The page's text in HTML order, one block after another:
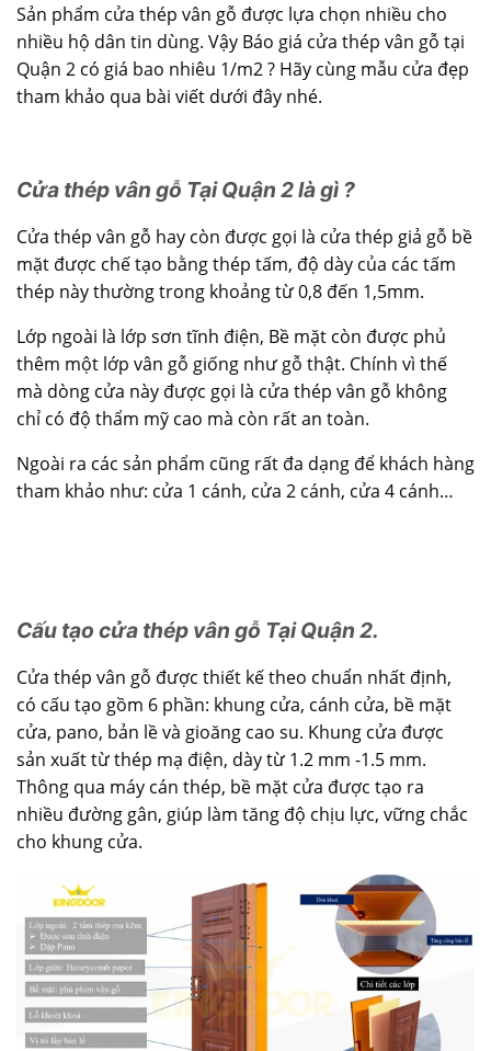
Sản phẩm cửa thép vân gỗ được lựa chọn nhiều cho
nhiều hộ dân tin dùng. Vậy Báo giá cửa thép vân gỗ tại
Quận 2 có giá bao nhiêu 1/m2 ? Hãy cùng mẫu cửa đẹp
tham khảo qua bài viết dưới đây nhé.
Cửa thép vân gỗ Tại Quận 2 là gì ?
Cửa thép vân gỗ hay còn được gọi là cửa thép giả gỗ bề
mặt được chế tạo bằng thép tấm, độ dày của các tấm
thép này thường trong khoảng từ 0,8 đến 1,5mm.
Lớp ngoài là lớp sơn tĩnh điện, Bề mặt còn được phủ
thêm một lớp vân gỗ giống như gỗ thật. Chính vì thế
mà dòng cửa này được gọi là cửa thép vân gỗ không
chỉ có độ thẩm mỹ cao mà còn rất an toàn.
Ngoài ra các sản phẩm cũng rất đa dạng để khách hàng
tham khảo như: cửa 1 cánh, cửa 2 cánh, cửa 4 cánh…
Cấu tạo cửa thép vân gỗ Tại Quận 2.
Cửa thép vân gỗ được thiết kế theo chuẩn nhất định,
có cấu tạo gồm 6 phần: khung cửa, cánh cửa, bề mặt
cửa, pano, bản lề và gioăng cao su. Khung cửa được
sản xuất từ thép mạ điện, dày từ 1.2 mm -1.5 mm.
Thông qua máy cán thép, bề mặt cửa được tạo ra
nhiều đường gân, giúp làm tăng độ chịu lực, vững chắc
cho khung cửa.